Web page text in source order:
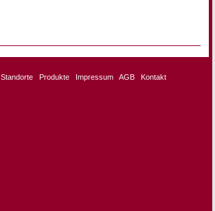
Standorte Produkte Impressum AGB Kontakt